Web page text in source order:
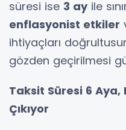
süresi ise 3 ayile
enflasyonist etkiler
ihtiyaçları
gözden geçirilmesi
Taksit Süresi 6 Aya,
Çıkıyor